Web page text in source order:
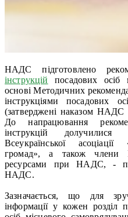
НАДС підготовлено
інструкцій посадових осіб
основі Методичних
інструкціями посадових
(затверджені наказом
До напрацювання
інструкцій
Всеукраїнської
громад», а також члени
ресурсами при НАДС, -
НАДС.
Зазначається, що для
інформації у кожен розділ